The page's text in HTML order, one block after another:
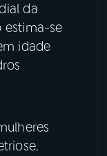
da
estima-se
idade